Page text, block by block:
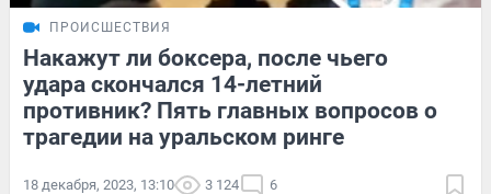
ПРОИСШЕСТВИЯ
Накажут ли боксера, после чьего
удара скончался 14-летний
противник? Пять главных вопросов о
трагедии на уральском ринге
18 декабря, 2023, 13:10 3 124 6